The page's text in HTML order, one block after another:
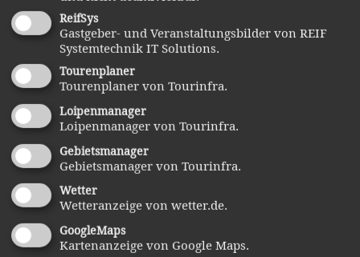
Die kinderwagengerechten Wanderwege können Sie
hier herunterladen:
Kinderwagengerechte
Wanderwege
ReifSys
Gastgeber- und Veranstaltungsbilder von REIF
Systemtechnik IT Solutions.
Tourenplaner
Tourenplaner von Tourinfra.
Loipenmanager
Loipenmanager von Tourinfra.
Gebietsmanager
Gebietsmanager von Tourinfra.
Wetter
Wetteranzeige von wetter.de.
GoogleMaps
Kartenanzeige von Google Maps.